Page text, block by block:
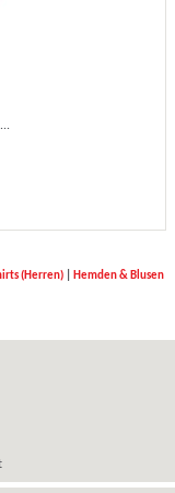
(Herren)| Hemden & Blusen